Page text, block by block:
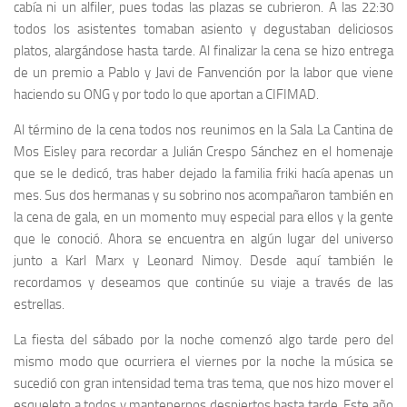
cabía ni un alfiler, pues todas las plazas se cubrieron. A las 22:30
todos los asistentes tomaban asiento y degustaban deliciosos
platos, alargándose hasta tarde. Al finalizar la cena se hizo entrega
de un premio a Pablo y Javi de Fanvención por la labor que viene
haciendo su ONG y por todo lo que aportan aCIFIMAD.
Al término de la cena todos nos reunimos en laSala La Cantina de
Mos Eisleypara recordar a Julián Crespo Sánchez en el homenaje
que se le dedicó, tras haber dejado la familia friki hacía apenas un
mes. Sus dos hermanas y su sobrino nos acompañaron también en
la cena de gala, en un momento muy especial para ellos y la gente
que le conoció. Ahora se encuentra en algún lugar del universo
junto a Karl Marx y Leonard Nimoy. Desde aquí también le
recordamos y deseamos que continúe su viaje a través de las
estrellas.
La fiesta del sábado por la noche comenzó algo tarde pero del
mismo modo que ocurriera el viernes por la noche la música se
sucedió con gran intensidad tema tras tema, que nos hizo mover el